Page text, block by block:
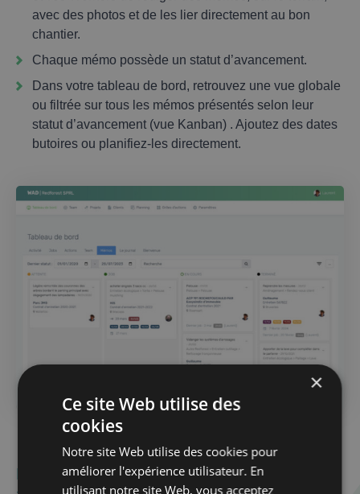
avec des photos et de les lier directement au bon
chantier.
Chaque mémo possède un statut d’avancement.
Dans votre tableau de bord, retrouvez une vue globale
ou filtrée sur tous les mémos présentés selon leur
statut d’avancement (vue Kanban) . Ajoutez des dates
butoires ou planifiez-les directement.
Bonheur ! Vous avez des contrats et des
×
Ce site Web utilise des
cookies
Notre site Web utilise des cookies pour
améliorer l'expérience utilisateur. En
utilisant notre site Web, vous acceptez